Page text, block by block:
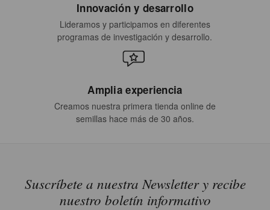
Innovación y desarrollo
Lideramos y participamos en diferentes
programas de investigación y desarrollo.
Amplia experiencia
Creamos nuestra primera tienda online de
semillas hace más de 30 años.
Suscríbete a nuestra Newsletter y recibe
nuestro boletín informativo